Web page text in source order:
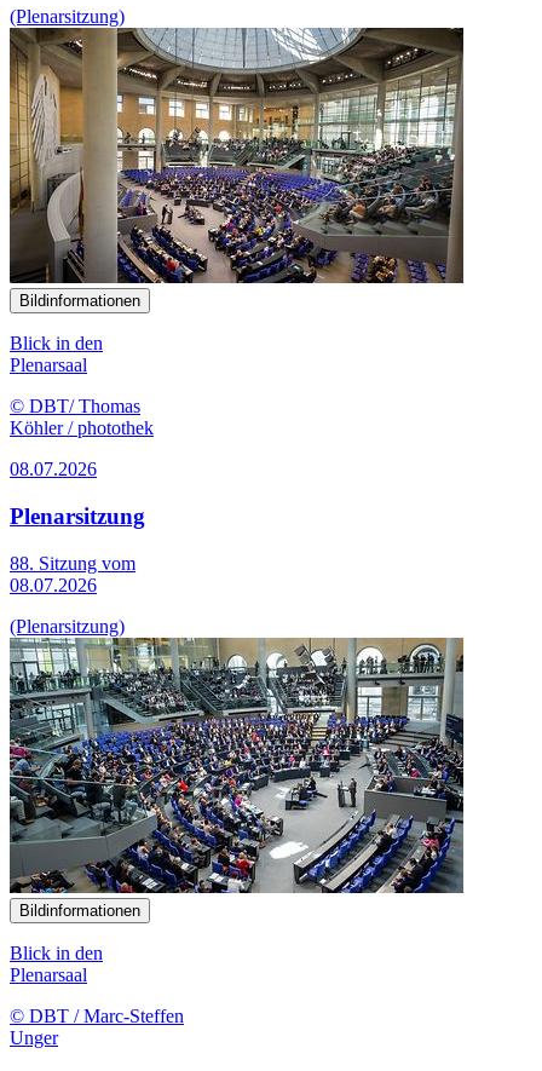
(Plenarsitzung)
Bildinformationen
Blick in den
Plenarsaal
© DBT/ Thomas
Köhler / photothek
08.07.2026
Plenarsitzung
88. Sitzung vom
08.07.2026
(Plenarsitzung)
Bildinformationen
Blick in den
Plenarsaal
© DBT / Marc-Steffen
Unger